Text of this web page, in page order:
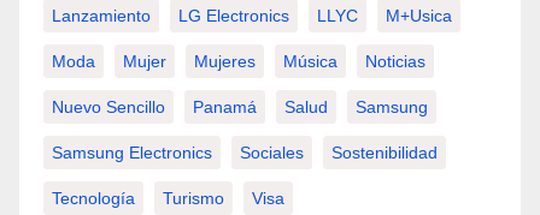
Lanzamiento LG Electronics LLYC M+usica
Moda Mujer Mujeres Música Noticias
Nuevo Sencillo Panamá Salud Samsung
Samsung Electronics Sociales Sostenibilidad
Tecnología Turismo Visa